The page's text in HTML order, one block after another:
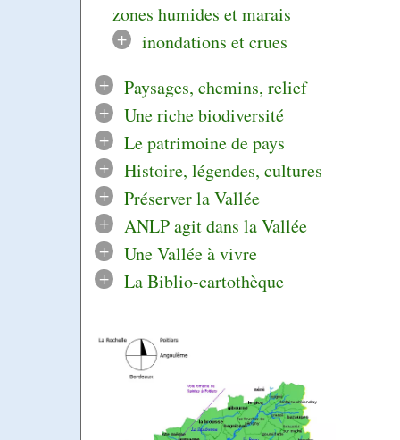
zones humides et marais
+
inondations et crues
+
Paysages, chemins, relief
+
Une riche biodiversité
+
Le patrimoine de pays
+
Histoire, légendes, cultures
+
Préserver la Vallée
+
ANLP agit dans la Vallée
+
Une Vallée à vivre
+
La Biblio-cartothèque